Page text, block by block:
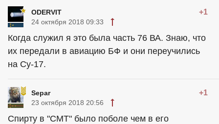
ODERVIT +1
24 октября 2018 09:33
Когда служил я это была часть 76 ВА. Знаю, что
их передали в авиацию БФ и они переучились
на Су-17.
Separ +1
23 октября 2018 20:56
Спирту в "СМТ" было поболе чем в его